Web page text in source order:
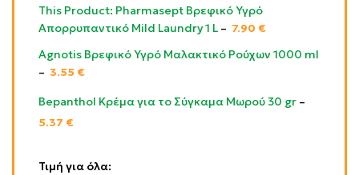
Τιμή για όλα:
This Product: Pharmasept Βρεφικό Υγρό
Απορρυπαντικό Mild Laundry 1 L – 7.90 €
Agnotis Βρεφικό Υγρό Μαλακτικό Ρούχων 1000 ml
– 3.55 €
Bepanthol Κρέμα για το Σύγκαμα Μωρού 30 gr –
5.37 €